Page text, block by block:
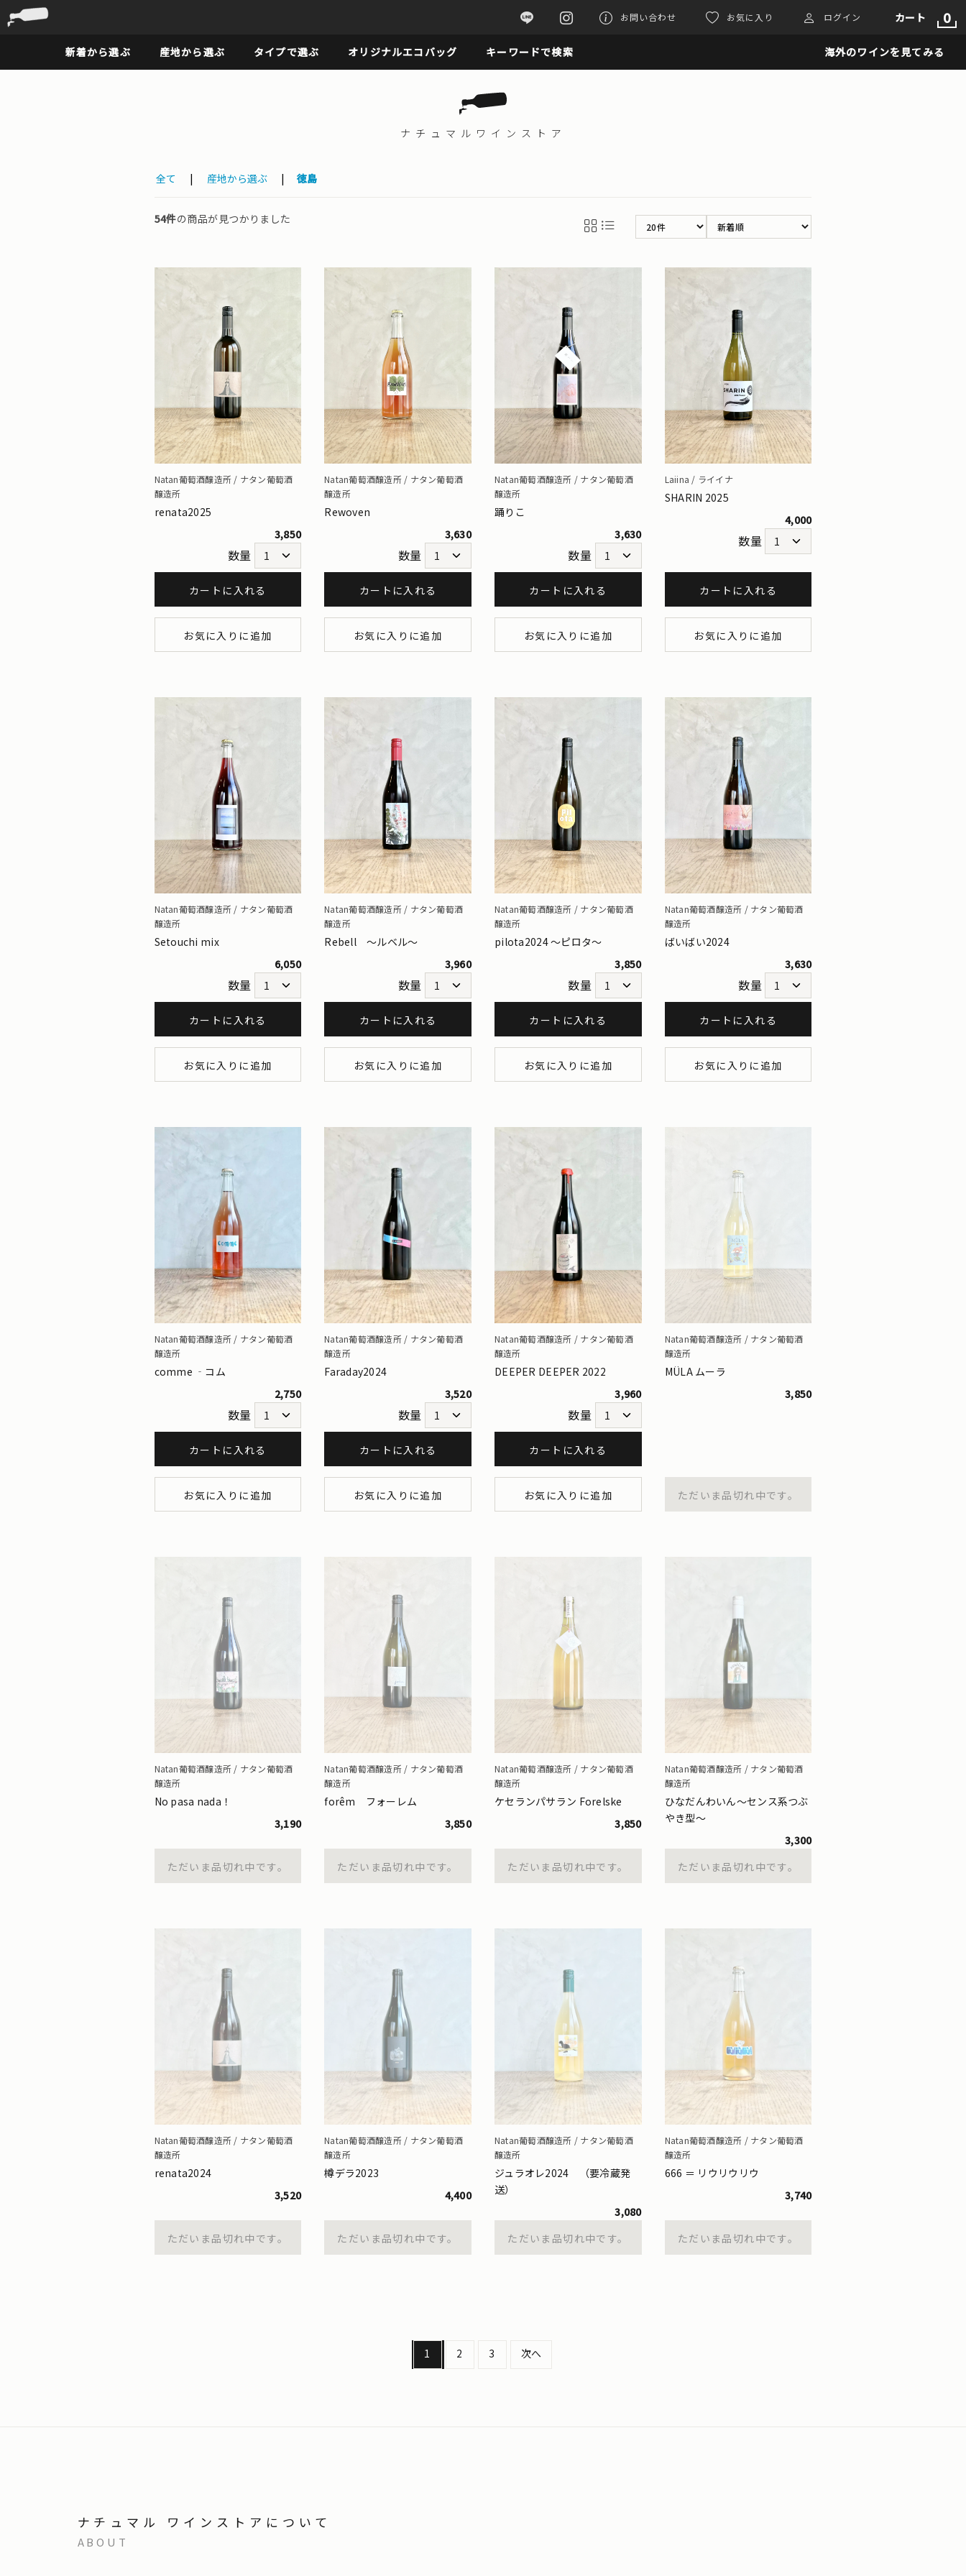
お問い合わせ お気に入り ログイン カート 0
新着から選ぶ 産地から選ぶ タイプで選ぶ オリジナルエコバッグ キーワードで検索 海外のワインを見てみる
ナチュマル ワインストア
全て | 産地から選ぶ | 徳島
54件の商品が見つかりました
Natan葡萄酒醸造所 / ナタン葡萄酒
醸造所
renata2025
3,850
数量
カートに入れる
お気に入りに追加
Natan葡萄酒醸造所 / ナタン葡萄酒
醸造所
Rewoven
3,630
数量
カートに入れる
お気に入りに追加
Natan葡萄酒醸造所 / ナタン葡萄酒
醸造所
踊りこ
3,630
数量
カートに入れる
お気に入りに追加
Laiina / ライイナ
SHARIN 2025
4,000
数量
カートに入れる
お気に入りに追加
Natan葡萄酒醸造所 / ナタン葡萄酒
醸造所
Setouchi mix
6,050
数量
カートに入れる
お気に入りに追加
Natan葡萄酒醸造所 / ナタン葡萄酒
醸造所
Rebell ～ルベル～
3,960
数量
カートに入れる
お気に入りに追加
Natan葡萄酒醸造所 / ナタン葡萄酒
醸造所
pilota2024 ～ピロタ～
3,850
数量
カートに入れる
お気に入りに追加
Natan葡萄酒醸造所 / ナタン葡萄酒
醸造所
ばいばい2024
3,630
数量
カートに入れる
お気に入りに追加
Natan葡萄酒醸造所 / ナタン葡萄酒
醸造所
comme ‐コム
2,750
数量
カートに入れる
お気に入りに追加
Natan葡萄酒醸造所 / ナタン葡萄酒
醸造所
Faraday2024
3,520
数量
カートに入れる
お気に入りに追加
Natan葡萄酒醸造所 / ナタン葡萄酒
醸造所
DEEPER DEEPER 2022
3,960
数量
カートに入れる
お気に入りに追加
Natan葡萄酒醸造所 / ナタン葡萄酒
醸造所
MÜLA ムーラ
3,850
ただいま品切れ中です。
Natan葡萄酒醸造所 / ナタン葡萄酒
醸造所
No pasa nada！
3,190
ただいま品切れ中です。
Natan葡萄酒醸造所 / ナタン葡萄酒
醸造所
forêm フォーレム
3,850
ただいま品切れ中です。
Natan葡萄酒醸造所 / ナタン葡萄酒
醸造所
ケセランパサラン Forelske
3,850
ただいま品切れ中です。
Natan葡萄酒醸造所 / ナタン葡萄酒
醸造所
ひなだんわいん～センス系つぶ
やき型～
3,300
ただいま品切れ中です。
Natan葡萄酒醸造所 / ナタン葡萄酒
醸造所
renata2024
3,520
ただいま品切れ中です。
Natan葡萄酒醸造所 / ナタン葡萄酒
醸造所
樽デラ2023
4,400
ただいま品切れ中です。
Natan葡萄酒醸造所 / ナタン葡萄酒
醸造所
ジュラオレ2024 （要冷蔵発
送）
3,080
ただいま品切れ中です。
Natan葡萄酒醸造所 / ナタン葡萄酒
醸造所
666 ＝ リウリウリウ
3,740
ただいま品切れ中です。
1 2 3 次へ
ナチュマル ワインストアについて
ABOUT